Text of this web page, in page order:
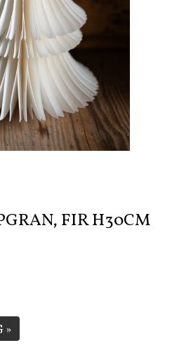
FIR H30CM
»